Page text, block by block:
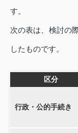
す。
次の表は、検討の
したものです。
区分
行政・公的手続き